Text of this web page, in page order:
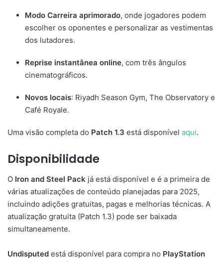
Modo Carreira aprimorado, onde jogadores podem
escolher os oponentes e personalizar as vestimentas
dos lutadores.
Reprise instantânea online, com três ângulos
cinematográficos.
Novos locais: Riyadh Season Gym, The Observatory e
Café Royale.
Uma visão completa do Patch 1.3 está disponível aqui.
Disponibilidade
O Iron and Steel Pack já está disponível e é a primeira de
várias atualizações de conteúdo planejadas para 2025,
incluindo adições gratuitas, pagas e melhorias técnicas. A
atualização gratuita (Patch 1.3) pode ser baixada
simultaneamente.
Undisputed está disponível para compra no PlayStation